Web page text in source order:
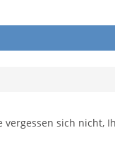
sich nicht,